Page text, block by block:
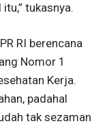
tukasnya.
RI berencana
Nomor 1
Kerja.
padahal
tak sezaman